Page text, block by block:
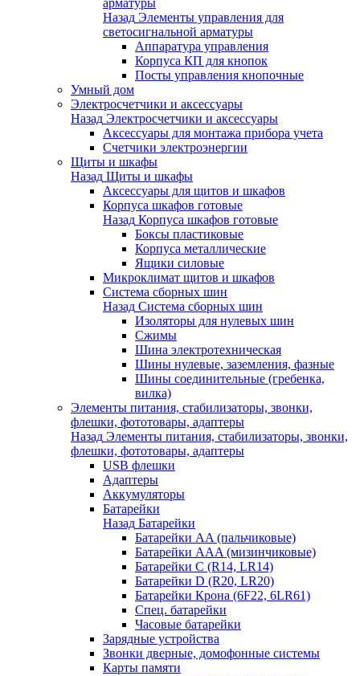
арматуры
Назад Элементы управления для
светосигнальной арматуры
Аппаратура управления
Корпуса КП для кнопок
Посты управления кнопочные
Умный дом
Электросчетчики и аксессуары
Назад Электросчетчики и аксессуары
Аксессуары для монтажа прибора учета
Счетчики электроэнергии
Щиты и шкафы
Назад Щиты и шкафы
Аксессуары для щитов и шкафов
Корпуса шкафов готовые
Назад Корпуса шкафов готовые
Боксы пластиковые
Корпуса металлические
Ящики силовые
Микроклимат щитов и шкафов
Система сборных шин
Назад Система сборных шин
Изоляторы для нулевых шин
Сжимы
Шина электротехническая
Шины нулевые, заземления, фазные
Шины соединительные (гребенка,
вилка)
Элементы питания, стабилизаторы, звонки,
флешки, фототовары, адаптеры
Назад Элементы питания, стабилизаторы, звонки,
флешки, фототовары, адаптеры
USB флешки
Адаптеры
Аккумуляторы
Батарейки
Назад Батарейки
Батарейки AA (пальчиковые)
Батарейки AAA (мизинчиковые)
Батарейки C (R14, LR14)
Батарейки D (R20, LR20)
Батарейки Крона (6F22, 6LR61)
Спец. батарейки
Часовые батарейки
Зарядные устройства
Звонки дверные, домофонные системы
Карты памяти